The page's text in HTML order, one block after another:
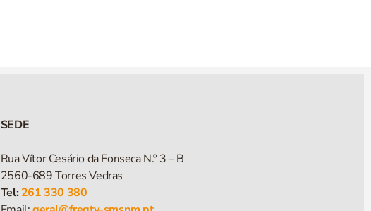
SEDE
Rua Vítor Cesário da Fonseca N.º 3 – B
2560-689 Torres Vedras
Tel: 261 330 380